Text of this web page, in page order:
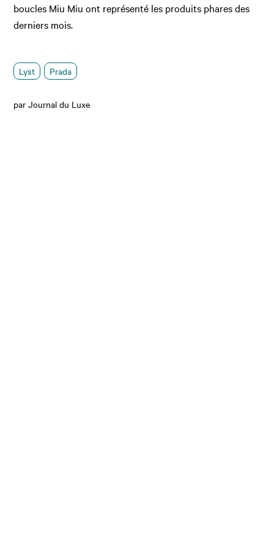
boucles Miu Miu ont représenté les produits phares des
derniers mois.
Lyst Prada
par Journal du Luxe